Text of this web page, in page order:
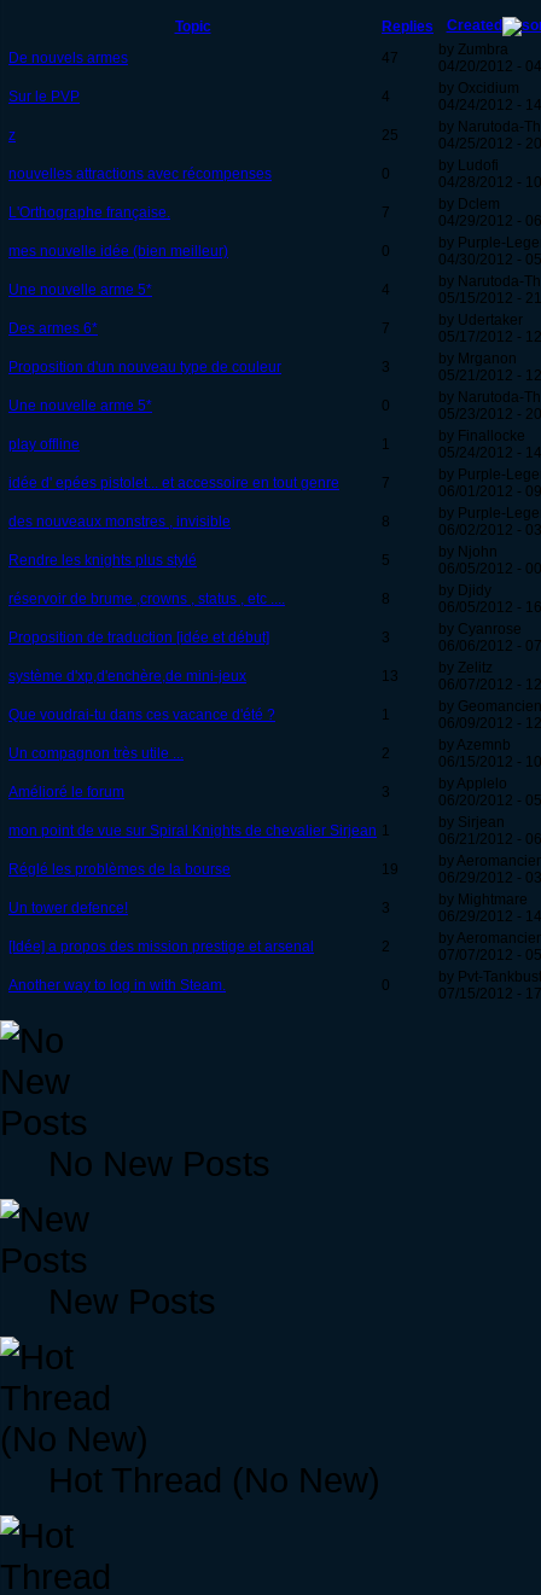
Topic Replies
Created
De nouvels armes
47
by Zumbra
04/20/2012 -
Sur le PVP
4
by Oxcidium
04/24/2012 -
z
25
by Narutoda-
04/25/2012 -
nouvelles attractions avec récompenses
0
by Ludofi
04/28/2012 -
L'Orthographe française.
7
by Dclem
04/29/2012 -
mes nouvelle idée (bien meilleur)
0
by Purple-
04/30/2012 -
Une nouvelle arme 5*
4
by Narutoda-
05/15/2012 -
Des armes 6*
7
by Udertaker
05/17/2012 -
Proposition d'un nouveau type de couleur
3
by Mrganon
05/21/2012 -
Une nouvelle arme 5*
0
by Narutoda-
05/23/2012 -
play offline
1
by Finallocke
05/24/2012 -
idée d' epées pistolet... et accessoire en tout genre
7
by Purple-
06/01/2012 -
des nouveaux monstres , invisible
8
by Purple-
06/02/2012 -
Rendre les knights plus stylé
5
by Njohn
06/05/2012 -
réservoir de brume ,crowns , status , etc ....
8
by Djidy
06/05/2012 -
Proposition de traduction [idée et début]
3
by Cyanrose
06/06/2012 -
système d'xp,d'enchère,de mini-jeux
13
by Zelitz
06/07/2012 -
Que voudrai-tu dans ces vacance d'été ?
1
by
06/09/2012 -
Un compagnon très utile ...
2
by Azemnb
06/15/2012 -
Amélioré le forum
3
by Applelo
06/20/2012 -
mon point de vue sur Spiral Knights de chevalier Sirjean 1
by Sirjean
06/21/2012 -
Réglé les problèmes de la bourse
19
by
06/29/2012 -
Un tower defence!
3
by Mightmare
06/29/2012 -
[Idée] a propos des mission prestige et arsenal
2
by
07/07/2012 -
Another way to log in with Steam.
0
by Pvt-
07/15/2012 -
No New Posts
New Posts
Hot Thread (No New)